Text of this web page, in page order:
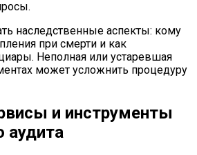
наследственные аспекты: кому
при смерти и как
Неполная или устаревшая
может усложнить процедуру
и инструменты
аудита